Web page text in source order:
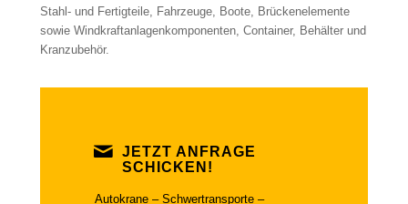
Stahl- und Fertigteile, Fahrzeuge, Boote, Brückenelemente
sowie Windkraftanlagenkomponenten, Container, Behälter und
Kranzubehör.
JETZT ANFRAGE
SCHICKEN!
Autokrane – Schwertransporte –